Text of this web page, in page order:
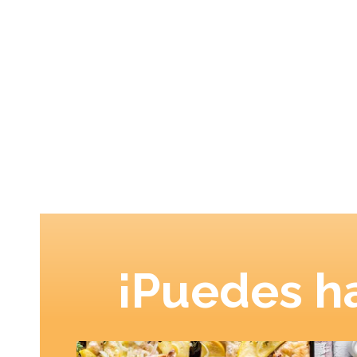
¡Puedes